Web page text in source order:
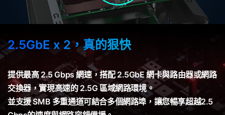
2.5GbE x 2，真的狠快
提供最高 2.5 Gbps 網速，搭配 2.5GbE 網卡與路由器或網路
交換器，實現高速的 2.5G 區域網路環境。
並支援 SMB 多重通道可結合多個網路埠，讓您暢享超越2.5